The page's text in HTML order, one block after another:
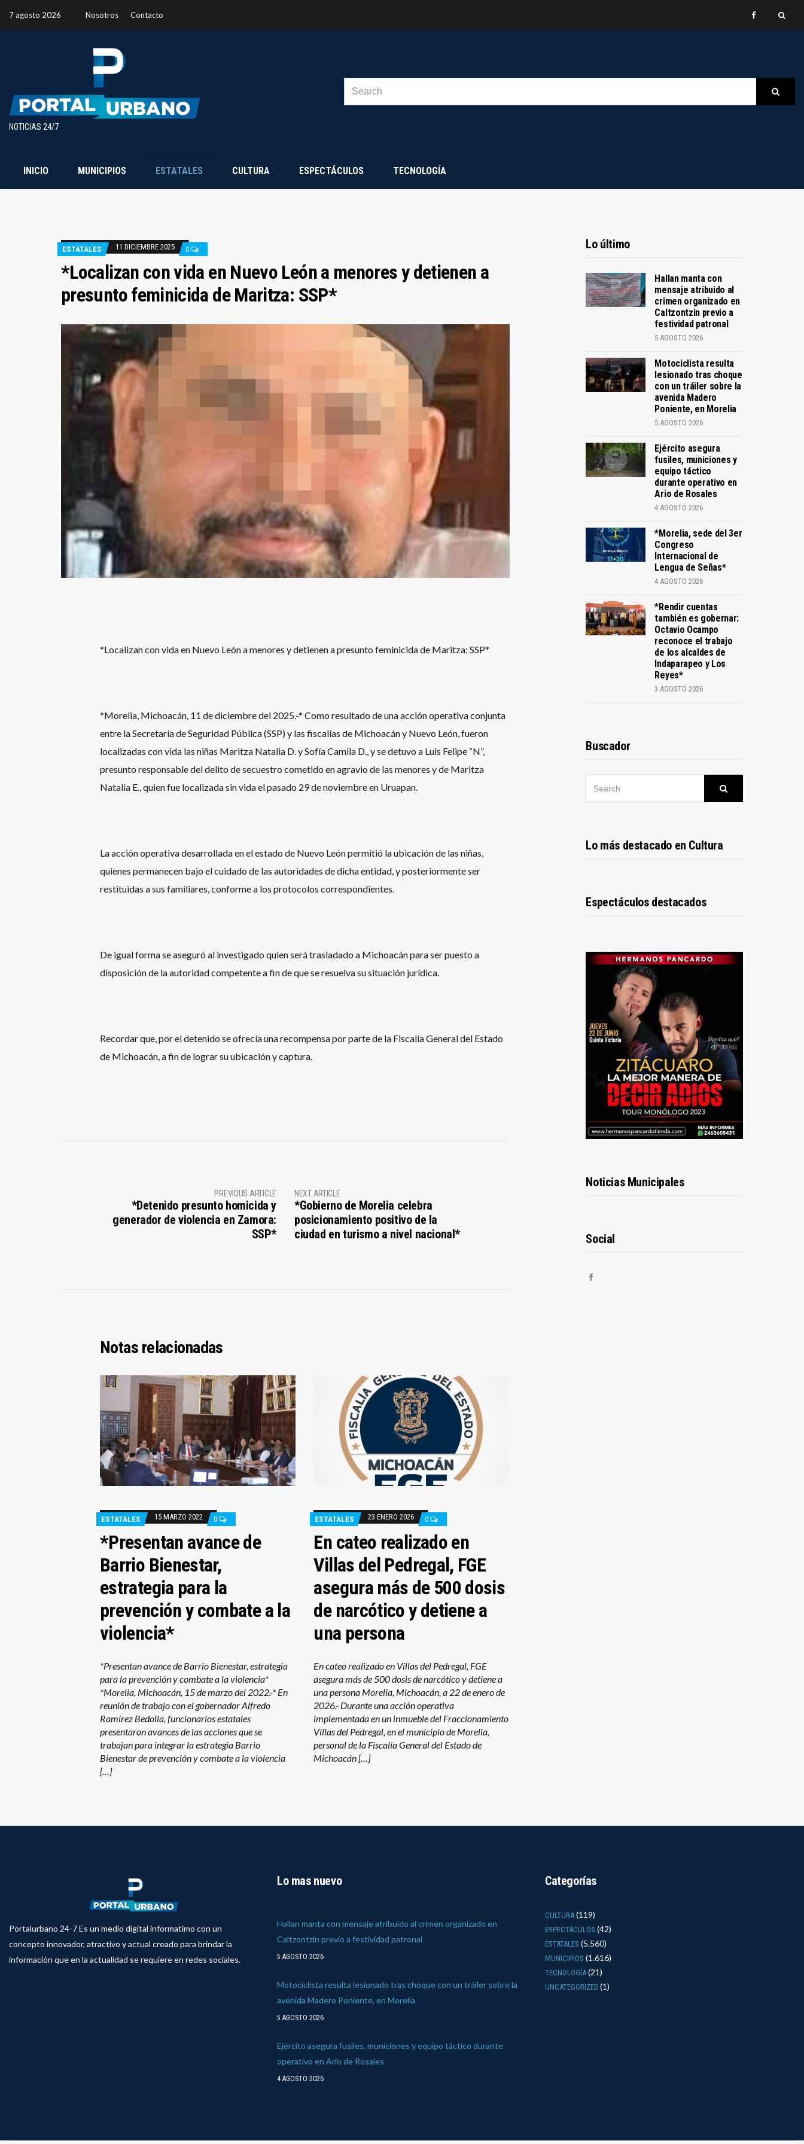
7 agosto 2026 Nosotros Contacto
NOTICIAS 24/7
INICIO MUNICIPIOS ESTATALES CULTURA ESPECTÁCULOS TECNOLOGÍA
ESTATALES 11 DICIEMBRE 2025 0
*Localizan con vida en Nuevo León a menores y detienen a
presunto feminicida de Maritza: SSP*
*Localizan con vida en Nuevo León a menores y detienen a presunto feminicida de Maritza: SSP*
*Morelia, Michoacán, 11 de diciembre del 2025.-* Como resultado de una acción operativa conjunta
entre la Secretaría de Seguridad Pública (SSP) y las fiscalías de Michoacán y Nuevo León, fueron
localizadas con vida las niñas Maritza Natalia D. y Sofía Camila D., y se detuvo a Luis Felipe “N”,
presunto responsable del delito de secuestro cometido en agravio de las menores y de Maritza
Natalia E., quien fue localizada sin vida el pasado 29 de noviembre en Uruapan.
La acción operativa desarrollada en el estado de Nuevo León permitió la ubicación de las niñas,
quienes permanecen bajo el cuidado de las autoridades de dicha entidad, y posteriormente ser
restituidas a sus familiares, conforme a los protocolos correspondientes.
De igual forma se aseguró al investigado quien será trasladado a Michoacán para ser puesto a
disposición de la autoridad competente a fin de que se resuelva su situación jurídica.
Recordar que, por el detenido se ofrecía una recompensa por parte de la Fiscalía General del Estado
de Michoacán, a fin de lograr su ubicación y captura.
PREVIOUS ARTICLE
*Detenido presunto homicida y
generador de violencia en Zamora:
SSP*
NEXT ARTICLE
*Gobierno de Morelia celebra
posicionamiento positivo de la
ciudad en turismo a nivel nacional*
Notas relacionadas
ESTATALES 15 MARZO 2022 0
*Presentan avance de
Barrio Bienestar,
estrategia para la
prevención y combate a la
violencia*
*Presentan avance de Barrio Bienestar, estrategia
para la prevención y combate a la violencia*
*Morelia, Michoacán, 15 de marzo del 2022.-* En
reunión de trabajo con el gobernador Alfredo
Ramírez Bedolla, funcionarios estatales
presentaron avances de las acciones que se
trabajan para integrar la estrategia Barrio
Bienestar de prevención y combate a la violencia
[…]
ESTATALES 23 ENERO 2026 0
En cateo realizado en
Villas del Pedregal, FGE
asegura más de 500 dosis
de narcótico y detiene a
una persona
En cateo realizado en Villas del Pedregal, FGE
asegura más de 500 dosis de narcótico y detiene a
una persona Morelia, Michoacán, a 22 de enero de
2026.- Durante una acción operativa
implementada en un inmueble del Fraccionamiento
Villas del Pedregal, en el municipio de Morelia,
personal de la Fiscalía General del Estado de
Michoacán […]
Lo último
Hallan manta con
mensaje atribuido al
crimen organizado en
Caltzontzin previo a
festividad patronal
5 AGOSTO 2026
Motociclista resulta
lesionado tras choque
con un tráiler sobre la
avenida Madero
Poniente, en Morelia
5 AGOSTO 2026
Ejército asegura
fusiles, municiones y
equipo táctico
durante operativo en
Ario de Rosales
4 AGOSTO 2026
*Morelia, sede del 3er
Congreso
Internacional de
Lengua de Señas*
4 AGOSTO 2026
*Rendir cuentas
también es gobernar:
Octavio Ocampo
reconoce el trabajo
de los alcaldes de
Indaparapeo y Los
Reyes*
3 AGOSTO 2026
Buscador
Lo más destacado en Cultura
Espectáculos destacados
Noticias Municipales
Social
Portalurbano 24-7 Es un medio digital informatimo con un
concepto innovador, atractivo y actual creado para brindar la
información que en la actualidad se requiere en redes sociales.
Lo mas nuevo
Hallan manta con mensaje atribuido al crimen organizado en
Caltzontzin previo a festividad patronal
5 AGOSTO 2026
Motociclista resulta lesionado tras choque con un tráiler sobre la
avenida Madero Poniente, en Morelia
5 AGOSTO 2026
Ejército asegura fusiles, municiones y equipo táctico durante
operativo en Ario de Rosales
4 AGOSTO 2026
Categorías
CULTURA(119)
ESPECTÁCULOS (42)
ESTATALES (5.560)
MUNICIPIOS (1.616)
TECNOLOGÍA(21)
UNCATEGORIZED (1)